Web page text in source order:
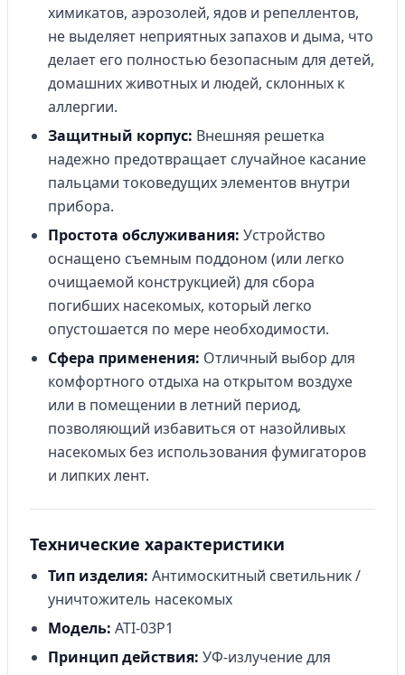
химикатов, аэрозолей, ядов и репеллентов,
не выделяет неприятных запахов и дыма, что
делает его полностью безопасным для детей,
домашних животных и людей, склонных к
аллергии.
Защитный корпус: Внешняя решетка
надежно предотвращает случайное касание
пальцами токоведущих элементов внутри
прибора.
Простота обслуживания: Устройство
оснащено съемным поддоном (или легко
очищаемой конструкцией) для сбора
погибших насекомых, который легко
опустошается по мере необходимости.
Сфера применения: Отличный выбор для
комфортного отдыха на открытом воздухе
или в помещении в летний период,
позволяющий избавиться от назойливых
насекомых без использования фумигаторов
и липких лент.
Технические характеристики
Тип изделия: Антимоскитный светильник /
уничтожитель насекомых
Модель: ATI-03P1
Принцип действия: УФ-излучение для